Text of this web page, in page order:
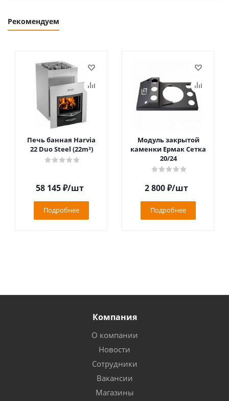
Рекомендуем
Печь банная Harvia
22 Duo Steel (22m³)
58 145₽/шт
Подробнее
Модуль закрытой
каменки Ермак Сетка
20/24
2 800₽/шт
Подробнее
Компания
О компании
Новости
Сотрудники
Вакансии
Магазины